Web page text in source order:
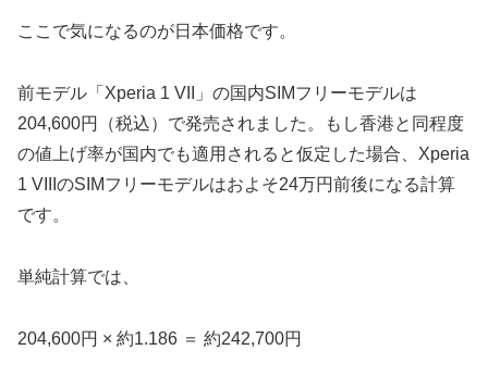
ここで気になるのが日本価格です。
前モデル「Xperia 1 VII」の国内SIMフリーモデルは
204,600円（税込）で発売されました。もし香港と同程度
の値上げ率が国内でも適用されると仮定した場合、Xperia
1 VIIIのSIMフリーモデルはおよそ24万円前後になる計算
です。
単純計算では、
204,600円 × 約1.186 ＝ 約242,700円